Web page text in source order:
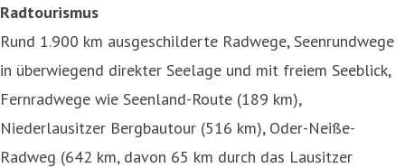
Radtourismus
Rund 1.900 km ausgeschilderte Radwege, Seenrundwege
in überwiegend direkter Seelage und mit freiem Seeblick,
Fernradwege wie Seenland-Route (189 km),
Niederlausitzer Bergbautour (516 km), Oder-Neiße-
Radweg (642 km, davon 65 km durch das Lausitzer